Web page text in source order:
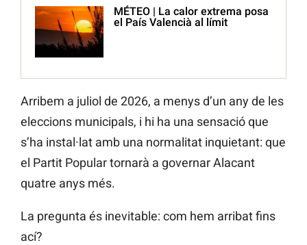
MÉTEO | La calor extrema posa
el País Valencià al límit
Arribem a juliol de 2026, a menys d’un any de les
eleccions municipals, i hi ha una sensació que
s’ha instal·lat amb una normalitat inquietant: que
el Partit Popular tornarà a governar Alacant
quatre anys més.
La pregunta és inevitable: com hem arribat fins
ací?